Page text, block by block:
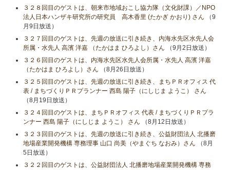
３２８回目のゲストは、朝来市地域おこし協力隊（文化財課）／NPO
法人日本ハンザキ研究所の研究員 高木香里 (たかぎ かおり) さん （9
月9日放送）
３２７回目のゲストは、先週の放送に引き続き、内海水先区水先人会
所属・水先人 高濱 洋嘉 （たかはま ひろよし）さん （9月2日放送）
３２６回目のゲストは、内海水先区水先人会所属・水先人 高濱 洋嘉
（たかはま ひろよし）さん （8月26日放送）
３２５回目のゲストは、先週の放送に引き続き、まちＰＲオフィス 代
表 / まちづくりＰＲプランナー 西島 陽子（にしじま ようこ） さん
（8月19日放送）
３２４回目のゲストは、まちＰＲオフィス 代表 / まちづくりＰＲプラ
ンナー 西島 陽子（にしじま ようこ） さん （8月12日放送）
３２３回目のゲストは、先週の放送に引き続き、公益財団法人 北播磨
地場産業開発機構 専務理事 山口 尚美（やまぐち なおみ）さん （8月
5日放送）
３２２回目のゲストは、公益財団法人 北播磨地場産業開発機構 専務